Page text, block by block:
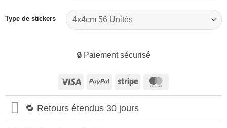
Type de stickers
🔒 Paiement sécurisé
Visa PayPal Stripe
🔁 Retours étendus 30 jours